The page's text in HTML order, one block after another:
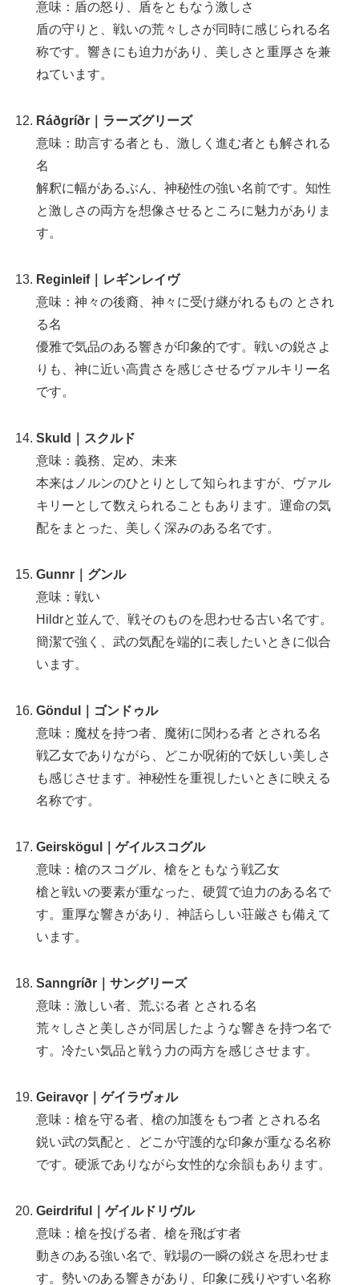
意味：盾の怒り、盾をともなう激しさ
盾の守りと、戦いの荒々しさが同時に感じられる名
称です。響きにも迫力があり、美しさと重厚さを兼
ねています。
Ráðgríðr｜ラーズグリーズ
意味：助言する者とも、激しく進む者とも解される
名
解釈に幅があるぶん、神秘性の強い名前です。知性
と激しさの両方を想像させるところに魅力がありま
す。
Reginleif｜レギンレイヴ
意味：神々の後裔、神々に受け継がれるもの とされ
る名
優雅で気品のある響きが印象的です。戦いの鋭さよ
りも、神に近い高貴さを感じさせるヴァルキリー名
です。
Skuld｜スクルド
意味：義務、定め、未来
本来はノルンのひとりとして知られますが、ヴァル
キリーとして数えられることもあります。運命の気
配をまとった、美しく深みのある名です。
Gunnr｜グンル
意味：戦い
Hildrと並んで、戦そのものを思わせる古い名です。
簡潔で強く、武の気配を端的に表したいときに似合
います。
Göndul｜ゴンドゥル
意味：魔杖を持つ者、魔術に関わる者 とされる名
戦乙女でありながら、どこか呪術的で妖しい美しさ
も感じさせます。神秘性を重視したいときに映える
名称です。
Geirskögul｜ゲイルスコグル
意味：槍のスコグル、槍をともなう戦乙女
槍と戦いの要素が重なった、硬質で迫力のある名で
す。重厚な響きがあり、神話らしい荘厳さも備えて
います。
Sanngríðr｜サングリーズ
意味：激しい者、荒ぶる者 とされる名
荒々しさと美しさが同居したような響きを持つ名で
す。冷たい気品と戦う力の両方を感じさせます。
Geiravǫr｜ゲイラヴォル
意味：槍を守る者、槍の加護をもつ者 とされる名
鋭い武の気配と、どこか守護的な印象が重なる名称
です。硬派でありながら女性的な余韻もあります。
Geirdriful｜ゲイルドリヴル
意味：槍を投げる者、槍を飛ばす者
動きのある強い名で、戦場の一瞬の鋭さを思わせま
す。勢いのある響きがあり、印象に残りやすい名称